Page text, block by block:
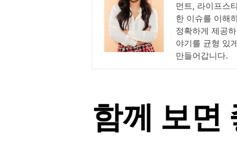
먼트, 라이프스
한 이슈를 이해
정확하게 제공
야기를 균형 있
만들어갑니다.
함께 보면